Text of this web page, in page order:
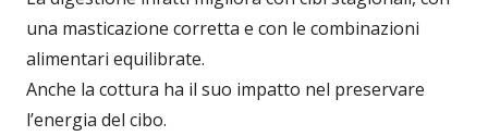
una masticazione corretta e con le combinazioni
alimentari equilibrate.
Anche la cottura ha il suo impatto nel preservare
l’energia del cibo.